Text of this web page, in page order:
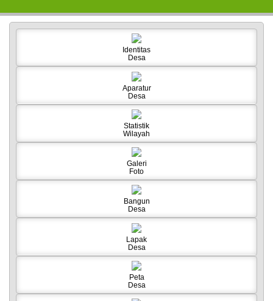
Desa
PETA
Identitas
Desa
Aparatur
Desa
Statistik
Wilayah
Galeri
Foto
Bangun
Desa
Lapak
Desa
Peta
Desa